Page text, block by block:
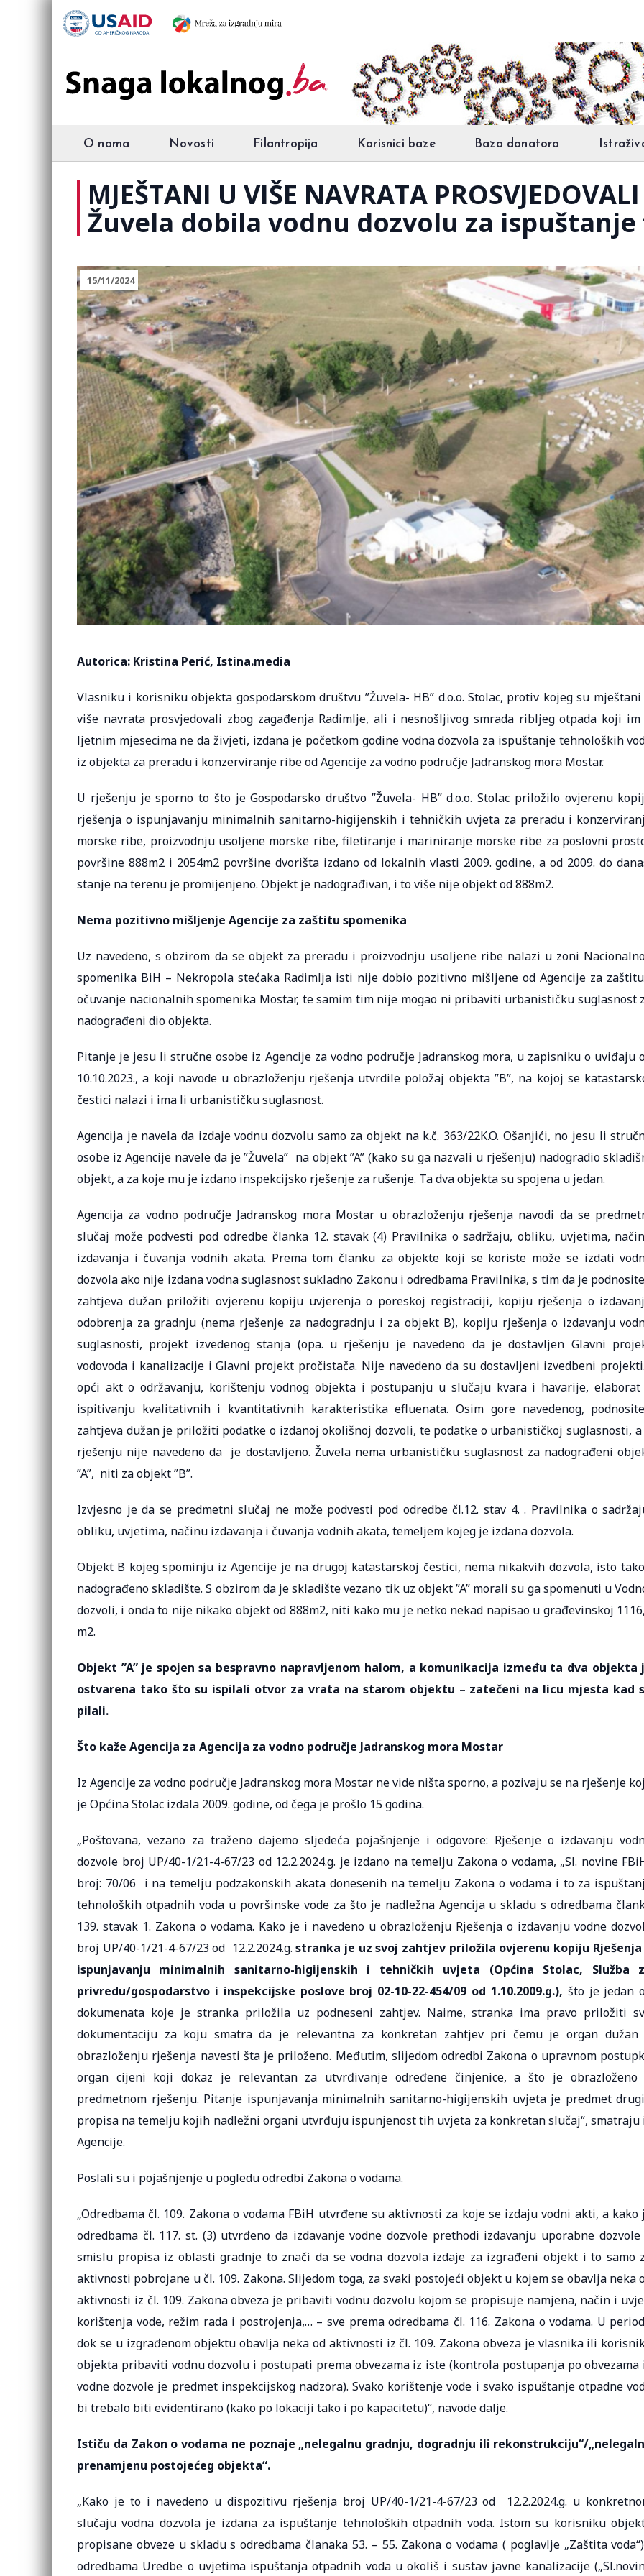
O nama Novosti Filantropija Korisnici baze Baza donatora
MJEŠTANI U VIŠE NAVRATA
Žuvela dobila vodnu dozvolu za
15/11/2024
Autorica: Kristina Perić, Istina.media
Vlasniku i korisniku objekta gospodarskom društvu ”Žuvela- HB” d.o.o. Stolac, protiv kojeg su
više navrata prosvjedovali zbog zagađenja Radimlje, ali i nesnošljivog smrada ribljeg otpada koji im
ljetnim mjesecima ne da živjeti, izdana je početkom godine vodna dozvola za ispuštanje tehnoloških
iz objekta za preradu i konzerviranje ribe od Agencije za vodno područje Jadranskog mora Mostar.
U rješenju je sporno to što je Gospodarsko društvo ”Žuvela- HB” d.o.o. Stolac priložilo ovjerenu
rješenja o ispunjavanju minimalnih sanitarno-higijenskih i tehničkih uvjeta za preradu i
morske ribe, proizvodnju usoljene morske ribe, filetiranje i mariniranje morske ribe za poslovni
površine 888m2 i 2054m2 površine dvorišta izdano od lokalnih vlasti 2009. godine, a od 2009. do
stanje na terenu je promijenjeno. Objekt je nadograđivan, i to više nije objekt od 888m2.
Nema pozitivno mišljenje Agencije za zaštitu spomenika
Uz navedeno, s obzirom da se objekt za preradu i proizvodnju usoljene ribe nalazi u zoni
spomenika BiH – Nekropola stećaka Radimlja isti nije dobio pozitivno mišljene od Agencije za
očuvanje nacionalnih spomenika Mostar, te samim tim nije mogao ni pribaviti urbanističku suglasnost
nadograđeni dio objekta.
Pitanje je jesu li stručne osobe iz Agencije za vodno područje Jadranskog mora, u zapisniku o uviđaju
10.10.2023., a koji navode u obrazloženju rješenja utvrdile položaj objekta ”B”, na kojoj se
čestici nalazi i ima li urbanističku suglasnost.
Agencija je navela da izdaje vodnu dozvolu samo za objekt na k.č. 363/22K.O. Ošanjići, no jesu li
osobe iz Agencije navele da je ”Žuvela” na objekt ”A” (kako su ga nazvali u rješenju) nadogradio
objekt, a za koje mu je izdano inspekcijsko rješenje za rušenje. Ta dva objekta su spojena u jedan.
Agencija za vodno područje Jadranskog mora Mostar u obrazloženju rješenja navodi da se
slučaj može podvesti pod odredbe članka 12. stavak (4) Pravilnika o sadržaju, obliku, uvjetima,
izdavanja i čuvanja vodnih akata. Prema tom članku za objekte koji se koriste može se izdati
dozvola ako nije izdana vodna suglasnost sukladno Zakonu i odredbama Pravilnika, s tim da je
zahtjeva dužan priložiti ovjerenu kopiju uvjerenja o poreskoj registraciji, kopiju rješenja o
odobrenja za gradnju (nema rješenje za nadogradnju i za objekt B), kopiju rješenja o izdavanju
suglasnosti, projekt izvedenog stanja (opa. u rješenju je navedeno da je dostavljen Glavni
vodovoda i kanalizacije i Glavni projekt pročistača. Nije navedeno da su dostavljeni izvedbeni
opći akt o održavanju, korištenju vodnog objekta i postupanju u slučaju kvara i havarije, elaborat
ispitivanju kvalitativnih i kvantitativnih karakteristika efluenata. Osim gore navedenog,
zahtjeva dužan je priložiti podatke o izdanoj okolišnoj dozvoli, te podatke o urbanističkoj suglasnosti,
rješenju nije navedeno da je dostavljeno. Žuvela nema urbanističku suglasnost za nadograđeni
”A”, niti za objekt ”B”.
Izvjesno je da se predmetni slučaj ne može podvesti pod odredbe čl.12. stav 4. . Pravilnika o
obliku, uvjetima, načinu izdavanja i čuvanja vodnih akata, temeljem kojeg je izdana dozvola.
Objekt B kojeg spominju iz Agencije je na drugoj katastarskoj čestici, nema nikakvih dozvola, isto
nadograđeno skladište. S obzirom da je skladište vezano tik uz objekt ”A” morali su ga spomenuti u
dozvoli, i onda to nije nikako objekt od 888m2, niti kako mu je netko nekad napisao u građevinskoj
m2.
Objekt ”A” je spojen sa bespravno napravljenom halom, a komunikacija između ta dva objekta
ostvarena tako što su ispilali otvor za vrata na starom objektu – zatečeni na licu mjesta kad
pilali.
Što kaže Agencija za Agencija za vodno područje Jadranskog mora Mostar
Iz Agencije za vodno područje Jadranskog mora Mostar ne vide ništa sporno, a pozivaju se na rješenje
je Općina Stolac izdala 2009. godine, od čega je prošlo 15 godina.
„Poštovana, vezano za traženo dajemo sljedeća pojašnjenje i odgovore: Rješenje o izdavanju
dozvole broj UP/40-1/21-4-67/23 od 12.2.2024.g. je izdano na temelju Zakona o vodama, „Sl. novine
broj: 70/06 i na temelju podzakonskih akata donesenih na temelju Zakona o vodama i to za
tehnoloških otpadnih voda u površinske vode za što je nadležna Agencija u skladu s odredbama
139. stavak 1. Zakona o vodama. Kako je i navedeno u obrazloženju Rješenja o izdavanju vodne
broj UP/40-1/21-4-67/23 od 12.2.2024.g.stranka je uz svoj zahtjev priložila ovjerenu kopiju Rješenja
ispunjavanju minimalnih sanitarno-higijenskih i tehničkih uvjeta (Općina Stolac, Služba
privredu/gospodarstvo i inspekcijske poslove broj 02-10-22-454/09 od 1.10.2009.g.), što je jedan
dokumenata koje je stranka priložila uz podneseni zahtjev. Naime, stranka ima pravo priložiti
dokumentaciju za koju smatra da je relevantna za konkretan zahtjev pri čemu je organ dužan
obrazloženju rješenja navesti šta je priloženo. Međutim, slijedom odredbi Zakona o upravnom
organ cijeni koji dokaz je relevantan za utvrđivanje određene činjenice, a što je obrazloženo
predmetnom rješenju. Pitanje ispunjavanja minimalnih sanitarno-higijenskih uvjeta je predmet
propisa na temelju kojih nadležni organi utvrđuju ispunjenost tih uvjeta za konkretan slučaj“, smatraju
Agencije.
Poslali su i pojašnjenje u pogledu odredbi Zakona o vodama.
„Odredbama čl. 109. Zakona o vodama FBiH utvrđene su aktivnosti za koje se izdaju vodni akti, a kako
odredbama čl. 117. st. (3) utvrđeno da izdavanje vodne dozvole prethodi izdavanju uporabne
smislu propisa iz oblasti gradnje to znači da se vodna dozvola izdaje za izgrađeni objekt i to samo
aktivnosti pobrojane u čl. 109. Zakona. Slijedom toga, za svaki postojeći objekt u kojem se obavlja neka
aktivnosti iz čl. 109. Zakona obveza je pribaviti vodnu dozvolu kojom se propisuje namjena, način i
korištenja vode, režim rada i postrojenja,… – sve prema odredbama čl. 116. Zakona o vodama. U
dok se u izgrađenom objektu obavlja neka od aktivnosti iz čl. 109. Zakona obveza je vlasnika ili
objekta pribaviti vodnu dozvolu i postupati prema obvezama iz iste (kontrola postupanja po obvezama
vodne dozvole je predmet inspekcijskog nadzora). Svako korištenje vode i svako ispuštanje otpadne
bi trebalo biti evidentirano (kako po lokaciji tako i po kapacitetu)“, navode dalje.
Ističu da Zakon o vodama ne poznaje „nelegalnu gradnju, dogradnju ili rekonstrukciju“/
prenamjenu postojećeg objekta“.
„Kako je to i navedeno u dispozitivu rješenja broj UP/40-1/21-4-67/23 od 12.2.2024.g. u
slučaju vodna dozvola je izdana za ispuštanje tehnoloških otpadnih voda. Istom su korisniku
propisane obveze u skladu s odredbama članaka 53. – 55. Zakona o vodama ( poglavlje „Zaštita
odredbama Uredbe o uvjetima ispuštanja otpadnih voda u okoliš i sustav javne kanalizacije